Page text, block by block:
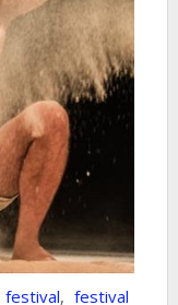
festival, festival